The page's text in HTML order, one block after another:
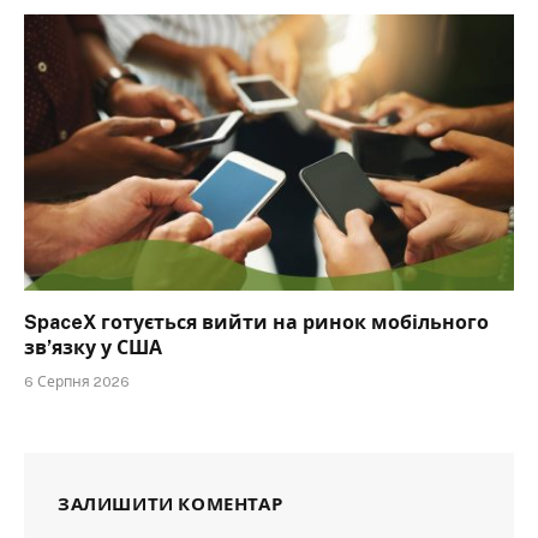
SpaceX готується вийти на ринок мобільного
зв’язку у США
6 Серпня 2026
ЗАЛИШИТИ КОМЕНТАР